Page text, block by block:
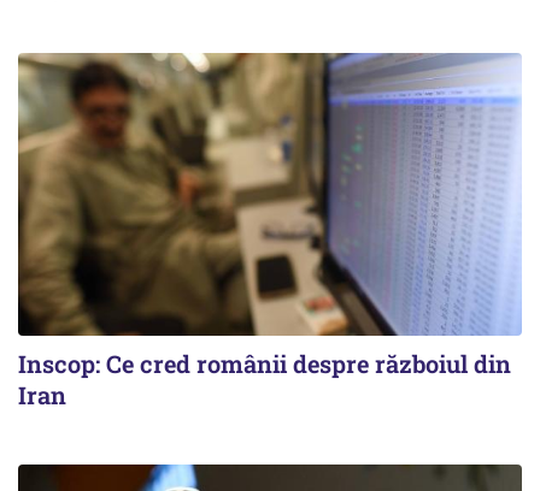
Inscop: Ce cred românii despre războiul din
Iran